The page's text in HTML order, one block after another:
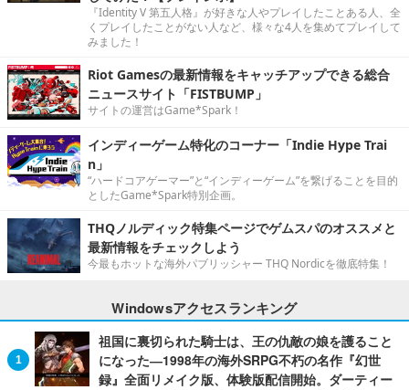
『Identity V 第五人格』が好きな人やプレイしたことある人、全
くプレイしたことがない人など、様々な4人を集めてプレイして
みました！
Riot Gamesの最新情報をキャッチアップできる総合
ニュースサイト「FISTBUMP」
サイトの運営はGame*Spark！
インディーゲーム特化のコーナー「Indie Hype Trai
n」
“ハードコアゲーマー”と“インディーゲーム”を繋げることを目的
としたGame*Spark特別企画。
THQノルディック特集ページでゲムスパのオススメと
最新情報をチェックしよう
今最もホットな海外パブリッシャー THQ Nordicを徹底特集！
Windowsアクセスランキング
祖国に裏切られた騎士は、王の仇敵の娘を護ること
になった―1998年の海外SRPG不朽の名作『幻世
録』全面リメイク版、体験版配信開始。ダーティー